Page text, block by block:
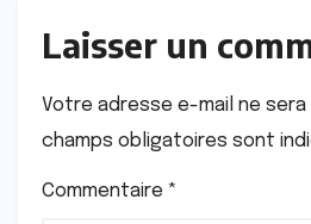
Laisser un
Votre adresse e-mail ne sera
champs obligatoires sont
Commentaire *